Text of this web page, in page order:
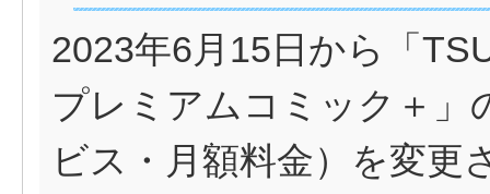
2023年6月15日から「
プレミアムコミック＋」
ビス・月額料金）を変更